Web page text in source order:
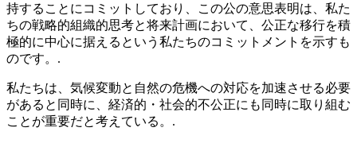
持することにコミットしており、この公の意思表明は、私た
ちの戦略的組織的思考と将来計画において、公正な移行を積
極的に中心に据えるという私たちのコミットメントを示すも
のです。.
私たちは、気候変動と自然の危機への対応を加速させる必要
があると同時に、経済的・社会的不公正にも同時に取り組む
ことが重要だと考えている。.